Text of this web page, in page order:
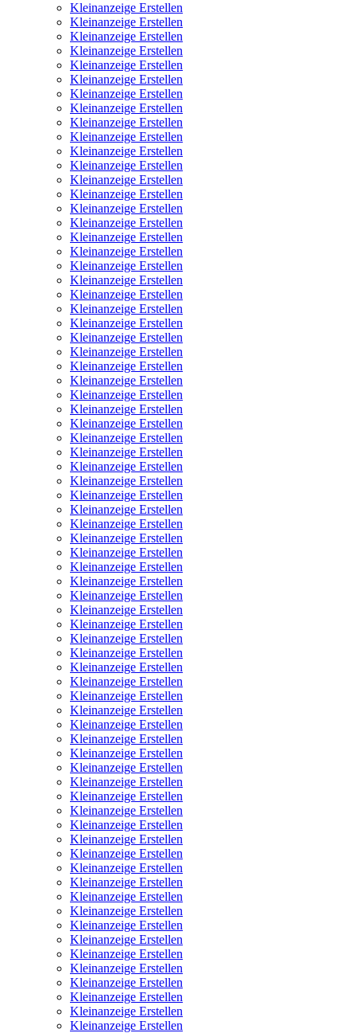
Kleinanzeige Erstellen
Kleinanzeige Erstellen
Kleinanzeige Erstellen
Kleinanzeige Erstellen
Kleinanzeige Erstellen
Kleinanzeige Erstellen
Kleinanzeige Erstellen
Kleinanzeige Erstellen
Kleinanzeige Erstellen
Kleinanzeige Erstellen
Kleinanzeige Erstellen
Kleinanzeige Erstellen
Kleinanzeige Erstellen
Kleinanzeige Erstellen
Kleinanzeige Erstellen
Kleinanzeige Erstellen
Kleinanzeige Erstellen
Kleinanzeige Erstellen
Kleinanzeige Erstellen
Kleinanzeige Erstellen
Kleinanzeige Erstellen
Kleinanzeige Erstellen
Kleinanzeige Erstellen
Kleinanzeige Erstellen
Kleinanzeige Erstellen
Kleinanzeige Erstellen
Kleinanzeige Erstellen
Kleinanzeige Erstellen
Kleinanzeige Erstellen
Kleinanzeige Erstellen
Kleinanzeige Erstellen
Kleinanzeige Erstellen
Kleinanzeige Erstellen
Kleinanzeige Erstellen
Kleinanzeige Erstellen
Kleinanzeige Erstellen
Kleinanzeige Erstellen
Kleinanzeige Erstellen
Kleinanzeige Erstellen
Kleinanzeige Erstellen
Kleinanzeige Erstellen
Kleinanzeige Erstellen
Kleinanzeige Erstellen
Kleinanzeige Erstellen
Kleinanzeige Erstellen
Kleinanzeige Erstellen
Kleinanzeige Erstellen
Kleinanzeige Erstellen
Kleinanzeige Erstellen
Kleinanzeige Erstellen
Kleinanzeige Erstellen
Kleinanzeige Erstellen
Kleinanzeige Erstellen
Kleinanzeige Erstellen
Kleinanzeige Erstellen
Kleinanzeige Erstellen
Kleinanzeige Erstellen
Kleinanzeige Erstellen
Kleinanzeige Erstellen
Kleinanzeige Erstellen
Kleinanzeige Erstellen
Kleinanzeige Erstellen
Kleinanzeige Erstellen
Kleinanzeige Erstellen
Kleinanzeige Erstellen
Kleinanzeige Erstellen
Kleinanzeige Erstellen
Kleinanzeige Erstellen
Kleinanzeige Erstellen
Kleinanzeige Erstellen
Kleinanzeige Erstellen
Kleinanzeige Erstellen